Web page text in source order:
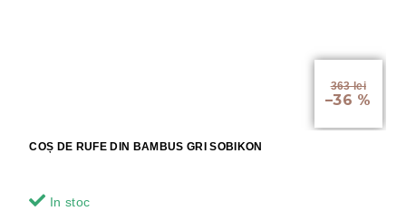
363 lei
–36 %
COȘ DE RUFE DIN BAMBUS GRI SOBIKON
In stoc